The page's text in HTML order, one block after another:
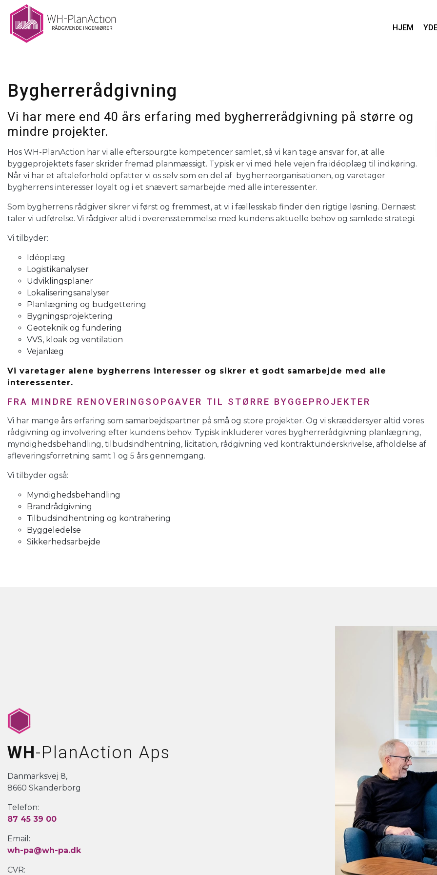
hovedindhold
HJEM
Bygherrerådgivning
Vi har mere end 40 års erfaring med bygherrerådgivning på større og
mindre projekter.
Hos WH-PlanAction har vi alle efterspurgte kompetencer samlet, så vi kan tage ansvar for, at alle
byggeprojektets faser skrider fremad planmæssigt. Typisk er vi med hele vejen fra idéoplæg til indkøring.
Når vi har et aftaleforhold opfatter vi os selv som en del af bygherreorganisationen, og varetager
bygherrens interesser loyalt og i et snævert samarbejde med alle interessenter.
Som bygherrens rådgiver sikrer vi først og fremmest, at vi i fællesskab finder den rigtige løsning. Dernæst
taler vi udførelse. Vi rådgiver altid i overensstemmelse med kundens aktuelle behov og samlede strategi.
Vi tilbyder:
Idéoplæg
Logistikanalyser
Udviklingsplaner
Lokaliseringsanalyser
Planlægning og budgettering
Bygningsprojektering
Geoteknik og fundering
VVS, kloak og ventilation
Vejanlæg
Vi varetager alene bygherrens interesser og sikrer et godt samarbejde med alle
interessenter.
FRA MINDRE RENOVERINGSOPGAVER TIL STØRRE BYGGEPROJEKTER
Vi har mange års erfaring som samarbejdspartner på små og store projekter. Og vi skræddersyer altid vores
rådgivning og involvering efter kundens behov. Typisk inkluderer vores bygherrerådgivning planlægning,
myndighedsbehandling, tilbudsindhentning, licitation, rådgivning ved kontraktunderskrivelse, afholdelse af
afleveringsforretning samt 1 og 5 års gennemgang.
Vi tilbyder også:
Myndighedsbehandling
Brandrådgivning
Tilbudsindhentning og kontrahering
Byggeledelse
Sikkerhedsarbejde
WH-PlanAction Aps
Danmarksvej 8,
8660 Skanderborg
Telefon:
87 45 39 00
Email:
wh-pa@wh-pa.dk
CVR: